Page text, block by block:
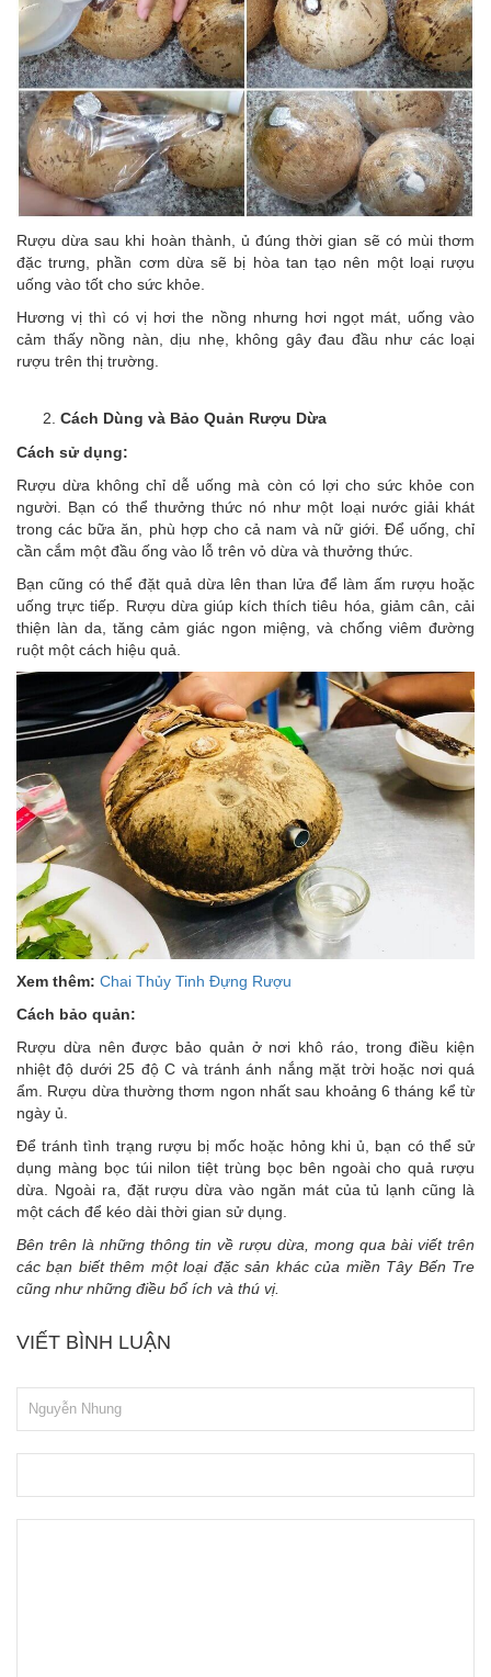
Rượu dừa sau khi hoàn thành, ủ đúng thời gian sẽ có mùi thơm
đặc trưng, phần cơm dừa sẽ bị hòa tan tạo nên một loại rượu
uống vào tốt cho sức khỏe.
Hương vị thì có vị hơi the nồng nhưng hơi ngọt mát, uống vào
cảm thấy nồng nàn, dịu nhẹ, không gây đau đầu như các loại
rượu trên thị trường.
Cách Dùng và Bảo Quản Rượu Dừa
Cách sử dụng:
Rượu dừa không chỉ dễ uống mà còn có lợi cho sức khỏe con
người. Bạn có thể thưởng thức nó như một loại nước giải khát
trong các bữa ăn, phù hợp cho cả nam và nữ giới. Để uống, chỉ
cần cắm một đầu ống vào lỗ trên vỏ dừa và thưởng thức.
Bạn cũng có thể đặt quả dừa lên than lửa để làm ấm rượu hoặc
uống trực tiếp. Rượu dừa giúp kích thích tiêu hóa, giảm cân, cải
thiện làn da, tăng cảm giác ngon miệng, và chống viêm đường
ruột một cách hiệu quả.
Xem thêm: Chai Thủy Tinh Đựng Rượu
Cách bảo quản:
Rượu dừa nên được bảo quản ở nơi khô ráo, trong điều kiện
nhiệt độ dưới 25 độ C và tránh ánh nắng mặt trời hoặc nơi quá
ẩm. Rượu dừa thường thơm ngon nhất sau khoảng 6 tháng kể từ
ngày ủ.
Để tránh tình trạng rượu bị mốc hoặc hỏng khi ủ, bạn có thể sử
dụng màng bọc túi nilon tiệt trùng bọc bên ngoài cho quả rượu
dừa. Ngoài ra, đặt rượu dừa vào ngăn mát của tủ lạnh cũng là
một cách để kéo dài thời gian sử dụng.
Bên trên là những thông tin về rượu dừa, mong qua bài viết trên
các bạn biết thêm một loại đặc sản khác của miền Tây Bến Tre
cũng như những điều bổ ích và thú vị.
VIẾT BÌNH LUẬN